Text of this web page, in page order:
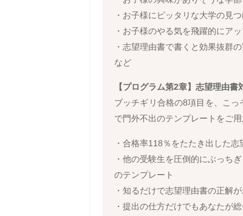
・お子様にピッタリな大学の見
・お子様のやる気を飛躍的にア
・志望理由書で書くと効果抜群
など
【プログラム第2章】志望理由書
ブッチギリ合格の8項目を、こ
で門外不出のテンプレートをご
・合格率118％をたたき出した
・他の受験生を圧倒的にぶっち
のテンプレート
・知るだけで志望理由書の正解
・提出の仕方だけでもあなたが